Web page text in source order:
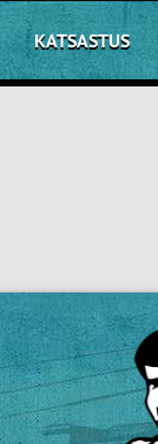
KATSASTUS